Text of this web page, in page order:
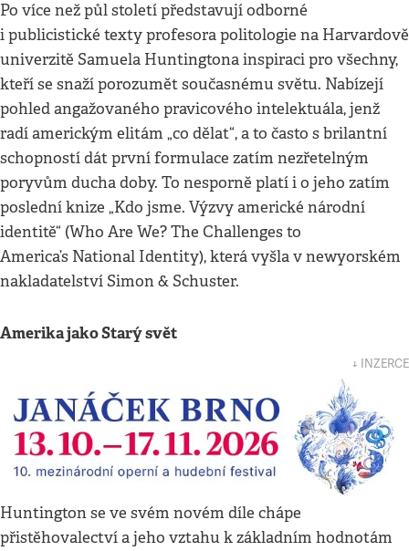
Po více než půl století představují odborné
i publicistické texty profesora politologie na Harvardově
univerzitě Samuela Huntingtona inspiraci pro všechny,
kteří se snaží porozumět současnému světu. Nabízejí
pohled angažovaného pravicového intelektuála, jenž
radí americkým elitám „co dělat“, a to často s brilantní
schopností dát první formulace zatím nezřetelným
poryvům ducha doby. To nesporně platí i o jeho zatím
poslední knize „Kdo jsme. Výzvy americké národní
identitě“ (Who Are We? The Challenges to
America’s National Identity), která vyšla v newyorském
nakladatelství Simon & Schuster.
Amerika jako Starý svět
↓ INZERCE
Huntington se ve svém novém díle chápe
přistěhovalectví a jeho vztahu k základním hodnotám